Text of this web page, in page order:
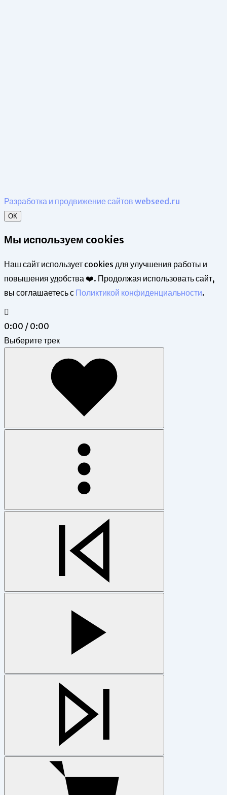
Разработка и продвижение сайтов webseed.ru
ОК
Мы используем cookies
Наш сайт использует cookies для улучшения работы и
повышения удобства ❤️. Продолжая использовать сайт,
вы соглашаетесь с Поликтикой конфиденциальности.
0:00 / 0:00
Выберите трек